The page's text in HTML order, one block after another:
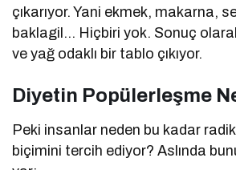
çıkarıyor. Yani ekmek, makarna,
baklagil… Hiçbiri yok. Sonuç
ve yağ odaklı bir tablo çıkıyor.
Diyetin Popülerleşme
Peki insanlar neden bu kadar
biçimini tercih ediyor? Aslında